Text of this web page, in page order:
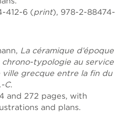
412-6 (print), 978-2-88474-
La céramique d’époque
chrono-typologie au service
ville grecque entre la fin du
C.
and 272 pages, with
and plans.